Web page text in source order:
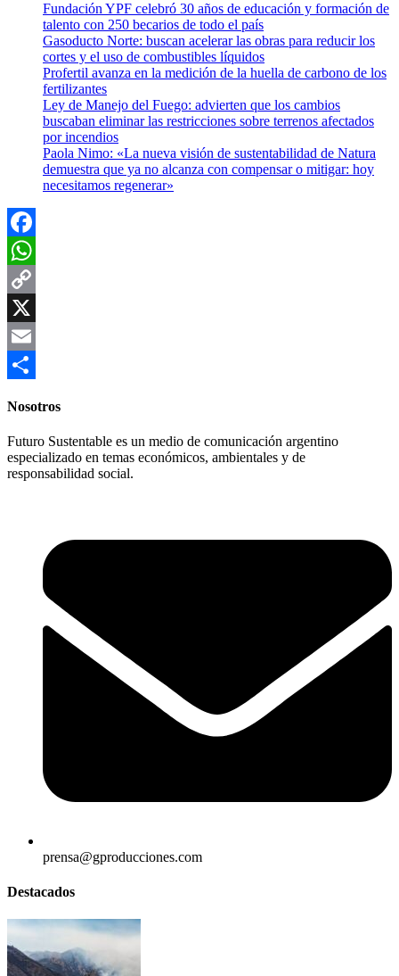
Fundación YPF celebró 30 años de educación y formación de
talento con 250 becarios de todo el país
Gasoducto Norte: buscan acelerar las obras para reducir los
cortes y el uso de combustibles líquidos
Profertil avanza en la medición de la huella de carbono de los
fertilizantes
Ley de Manejo del Fuego: advierten que los cambios
buscaban eliminar las restricciones sobre terrenos afectados
por incendios
Paola Nimo: «La nueva visión de sustentabilidad de Natura
demuestra que ya no alcanza con compensar o mitigar: hoy
necesitamos regenerar»
Facebook
WhatsApp
Copy
Link
X
Email
Nosotros
Futuro Sustentable es un medio de comunicación argentino
especializado en temas económicos, ambientales y de
responsabilidad social.
prensa@gproducciones.com
Destacados